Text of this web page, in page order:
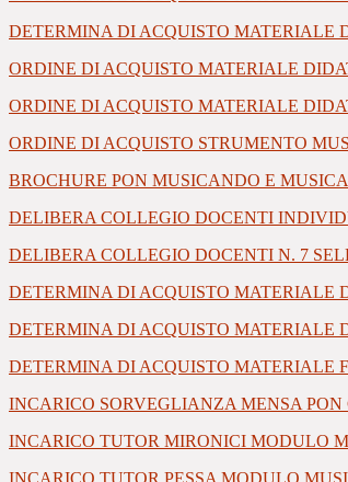
DETERMINA DI ACQUISTO MATERIALE
ORDINE DI ACQUISTO MATERIALE
ORDINE DI ACQUISTO MATERIALE
ORDINE DI ACQUISTO STRUMENTO
BROCHURE PON MUSICANDO E
DELIBERA COLLEGIO DOCENTI
DELIBERA COLLEGIO DOCENTI N. 7
DETERMINA DI ACQUISTO MATERIALE
DETERMINA DI ACQUISTO MATERIALE
DETERMINA DI ACQUISTO MATERIALE
INCARICO SORVEGLIANZA MENSA PON
INCARICO TUTOR MIRONICI MODULO